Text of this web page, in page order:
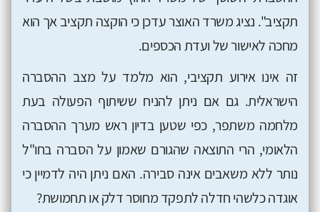
תקציב". נציג משרד האוצר עדכן כי הוקצה תקציב אך הוא
מחכה לאישור של ועדת הכספים.
זה אינו אירוע תקציבי, הוא מלמד על מצב ההסברה
הישראלית. גם אם ניתן להניח ששיתוף הפעולה בעת
מלחמה משתפר, כפי שטען בדיון ראש מערך ההסברה
הלאומי, הרי התוצאה שהגורם שאמון על הסברה בחו"ל
נותר ללא משאבים אינה סבירה. האם ניתן היה לדמיין כי
אוגדה כלשהי חדלה לתפקד מחוסר דלק או תחמושת?